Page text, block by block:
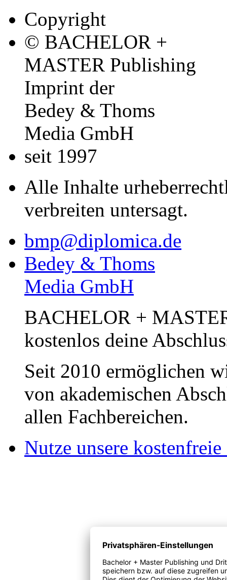
Copyright
© BACHELOR +
MASTER Publishing
Imprint der
Bedey & Thoms
Media GmbH
seit 1997
Alle Inhalte
verbreiten untersagt.
bmp@diplomica.de
Bedey & Thoms
Media GmbH
BACHELOR +
kostenlos deine
Seit 2010 ermöglichen
von akademischen
allen Fachbereichen.
Nutze unsere